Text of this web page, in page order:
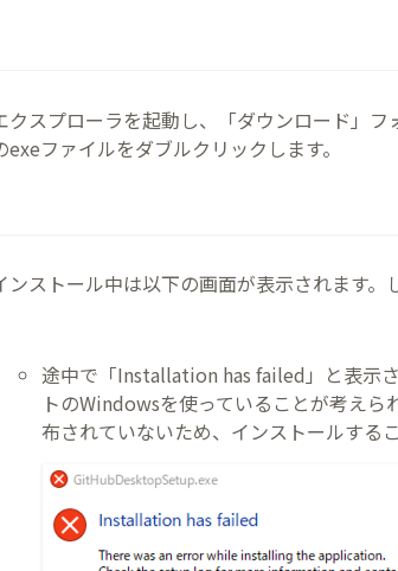
クスプローラを起動し、「ダウンロード」
exeファイルをダブルクリックします。
ンストール中は以下の画面が表示されます。
途中で「Installation has failed」と表示
トのWindowsを使っていることが考え
布されていないため、インストールする